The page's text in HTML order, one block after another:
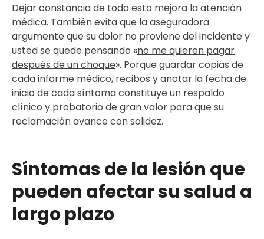
Dejar constancia de todo esto mejora la atención
médica. También evita que la aseguradora
argumente que su dolor no proviene del incidente y
usted se quede pensando «no me quieren pagar
después de un choque». Porque guardar copias de
cada informe médico, recibos y anotar la fecha de
inicio de cada síntoma constituye un respaldo
clínico y probatorio de gran valor para que su
reclamación avance con solidez.
Síntomas de la lesión que
pueden afectar su salud a
largo plazo